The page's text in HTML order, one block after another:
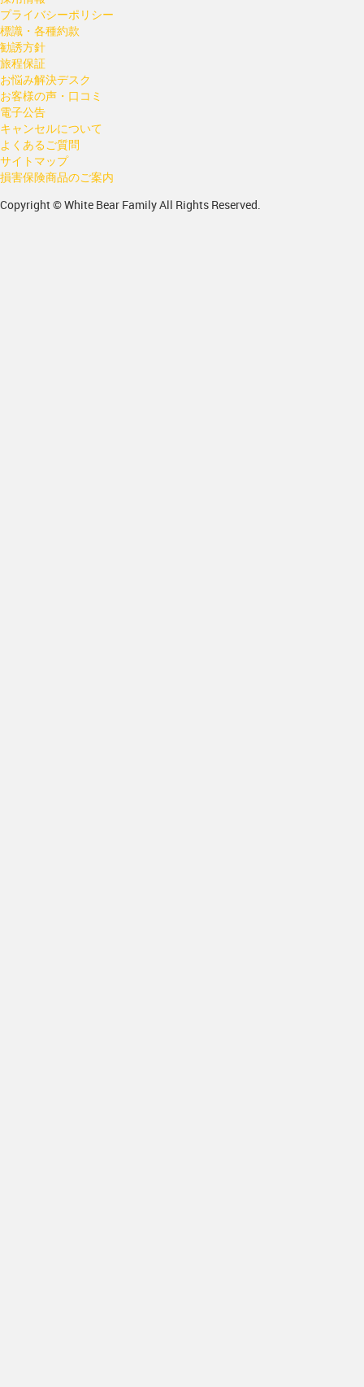
プライバシーポリシー
標識・各種約款
勧誘方針
旅程保証
お悩み解決デスク
お客様の声・口コミ
電子公告
キャンセルについて
よくあるご質問
サイトマップ
損害保険商品のご案内
Copyright © White Bear Family All Rights Reserved.